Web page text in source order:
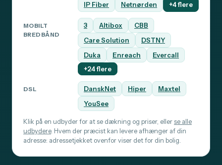
IP Fiber
Netnørden +4 flere
MOBILT
BREDBÅND
3 Altibox
CBB
Care Solution
DSTNY
Duka
Enreach
Evercall
+24 flere
DSL DanskNet Hiper
Maxtel
YouSee
Klik på en udbyder for at se dækning og priser, eller se alle
udbydere. Hvem der præcist kan levere afhænger af din
adresse: adressetjekket ovenfor viser det for din bolig.